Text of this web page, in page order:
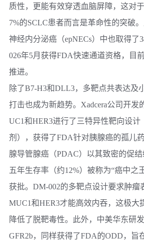
质性，更能有效穿透血脑屏障，这对
7%的SCLC患者而言是革命性的突破
神经内分泌癌（epNECs）中也取得了
026年5月获得FDA快速通道资格，目
推进。
除了B7-H3和DLL3，多靶点共表达及
打击也成为新趋势。 Xadcera公司开发
UC1和HER3进行了三特异性靶向设计
剂），获得了FDA针对胰腺癌的孤儿
腺导管腺癌（PDAC）以其致密的促
五年生存率（约12%）被称为“癌中之
获批。DM-002的多靶点设计要求肿瘤
MUC1和HER3才能高效内吞，这极大
降低了脱靶毒性。此外， 中美华东研
GFR2b，同样获得了FDA的ODD，旨